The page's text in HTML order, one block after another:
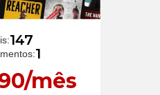
147
1
mês